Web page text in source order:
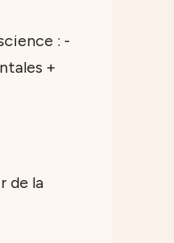
: -
+
de la